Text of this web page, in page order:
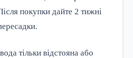
покупки дайте 2 тижні
тільки відстояна або